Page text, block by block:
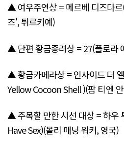
▲ 여우주연상 = 메르베 디즈다
즈', 튀르키예)
▲ 단편 황금종려상 = 27(플로라
▲ 황금카메라상 = 인사이드 더
Yellow Cocoon Shell )(팜 티엔
▲ 주목할 만한 시선 대상 = 하우
Have Sex)(몰리 매닝 워커, 영국)